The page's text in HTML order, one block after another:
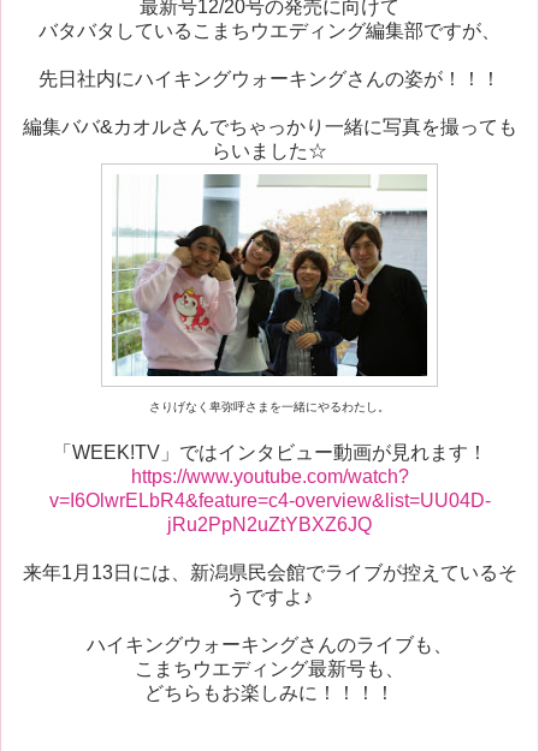
最新号12/20号の発売に向けて
バタバタしているこまちウエディング編集部ですが、
先日社内にハイキングウォーキングさんの姿が！！！
編集ババ&カオルさんでちゃっかり一緒に写真を撮っても
らいました☆
さりげなく卑弥呼さまを一緒にやるわたし。
「WEEK!TV」ではインタビュー動画が見れます！
https://www.youtube.com/watch?
v=I6OlwrELbR4&feature=c4-overview&list=UU04D-
jRu2PpN2uZtYBXZ6JQ
来年1月13日には、新潟県民会館でライブが控えているそ
うですよ♪
ハイキングウォーキングさんのライブも、
こまちウエディング最新号も、
どちらもお楽しみに！！！！